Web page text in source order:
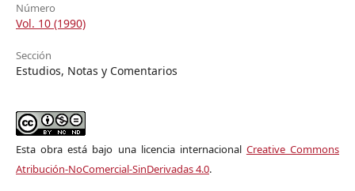
Número
Vol. 10 (1990)
Sección
Estudios, Notas y Comentarios
Esta obra está bajo una licencia internacional Creative Commons
Atribución-NoComercial-SinDerivadas 4.0.